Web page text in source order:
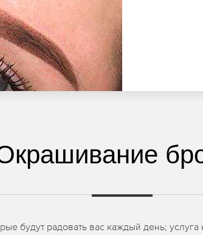
будут радовать вас каждый день;